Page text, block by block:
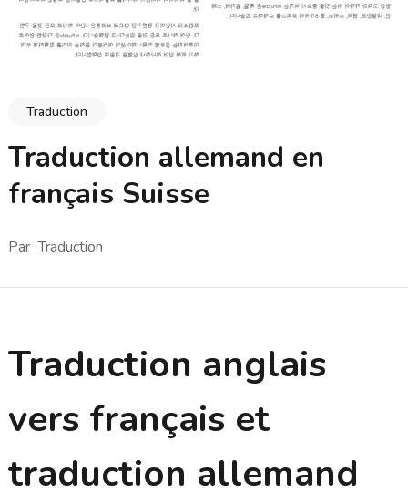
Traduction
Traduction allemand en
français Suisse
Par Traduction
Traduction anglais
vers français et
traduction allemand